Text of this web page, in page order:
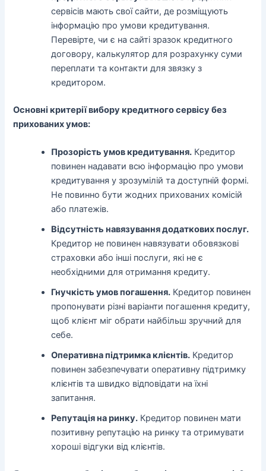
сервісів мають свої сайти, де розміщують
інформацію про умови кредитування.
Перевірте, чи є на сайті зразок кредитного
договору, калькулятор для розрахунку суми
переплати та контакти для звязку з
кредитором.
Основні критерії вибору кредитного сервісу без
прихованих умов:
Прозорість умов кредитування. Кредитор
повинен надавати всю інформацію про умови
кредитування у зрозумілій та доступній формі.
Не повинно бути жодних прихованих комісій
або платежів.
Відсутність навязування додаткових послуг.
Кредитор не повинен навязувати обовязкові
страховки або інші послуги, які не є
необхідними для отримання кредиту.
Гнучкість умов погашення. Кредитор повинен
пропонувати різні варіанти погашення кредиту,
щоб клієнт міг обрати найбільш зручний для
себе.
Оперативна підтримка клієнтів. Кредитор
повинен забезпечувати оперативну підтримку
клієнтів та швидко відповідати на їхні
запитання.
Репутація на ринку. Кредитор повинен мати
позитивну репутацію на ринку та отримувати
хороші відгуки від клієнтів.